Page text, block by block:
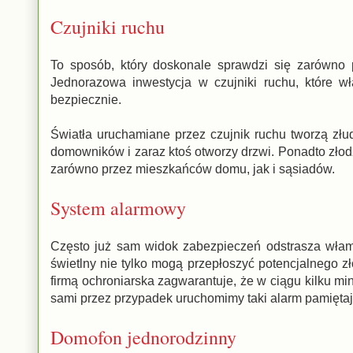
Czujniki ruchu
To sposób, który doskonale sprawdzi się
Jednorazowa inwestycja w czujniki ruchu, które
bezpiecznie.
Światła uruchamiane przez czujnik ruchu tworzą
domowników i zaraz ktoś otworzy drzwi. Ponadto
zarówno przez mieszkańców domu, jak i sąsiadów.
System alarmowy
Często już sam widok zabezpieczeń odstrasza
świetlny nie tylko mogą przepłoszyć potencjalnego
firmą ochroniarska zagwarantuje, że w ciągu kilku
sami przez przypadek uruchomimy taki alarm
Domofon jednorodzinny